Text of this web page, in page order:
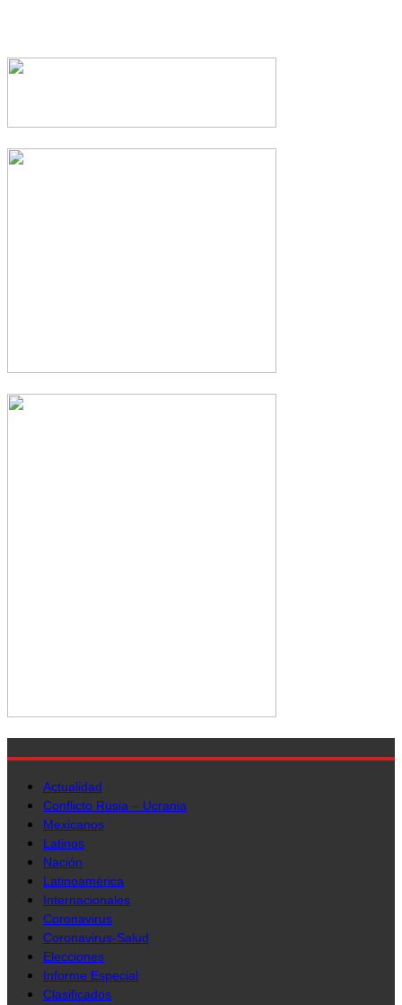
Actualidad
Conflicto Rusia – Ucrania
Mexicanos
Latinos
Nación
Latinoamérica
Internacionales
Coronavirus
Coronavirus-Salud
Elecciones
Informe Especial
Clasificados